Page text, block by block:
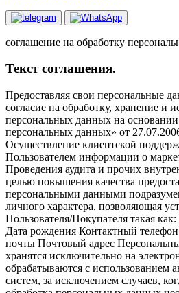
соглашение на обработку
Текст соглашения.
Предоставляя свои персональные
согласие на обработку, хранение и
персональных данных на
персональных данных» от
Осуществление клиентской
Пользователем информации о
Проведения аудита и прочих
целью повышения качества
персональными данными
личного характера, позволяющая
Пользователя/Покупателя такая
Дата рождения Контактный
почты Почтовый адрес
хранятся исключительно на
обрабатываются с использованием
систем, за исключением случаев,